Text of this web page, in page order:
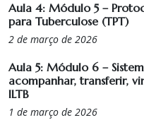
Aula 4: Módulo 5 –
para Tuberculose (TPT)
2 de março de 2026
Aula 5: Módulo 6 –
acompanhar, transferir,
ILTB
1 de março de 2026